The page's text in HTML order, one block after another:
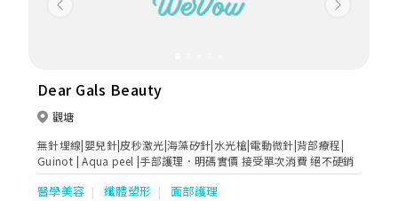
Previous Next
Dear Gals Beauty
觀塘
無針埋線|嬰兒針|皮秒激光|海藻矽針|水光槍|電動微針|背部療程|
Guinot | Aqua peel |手部護理．明碼實價 接受單次消費 絕不硬銷
醫學美容 纖體塑形 面部護理